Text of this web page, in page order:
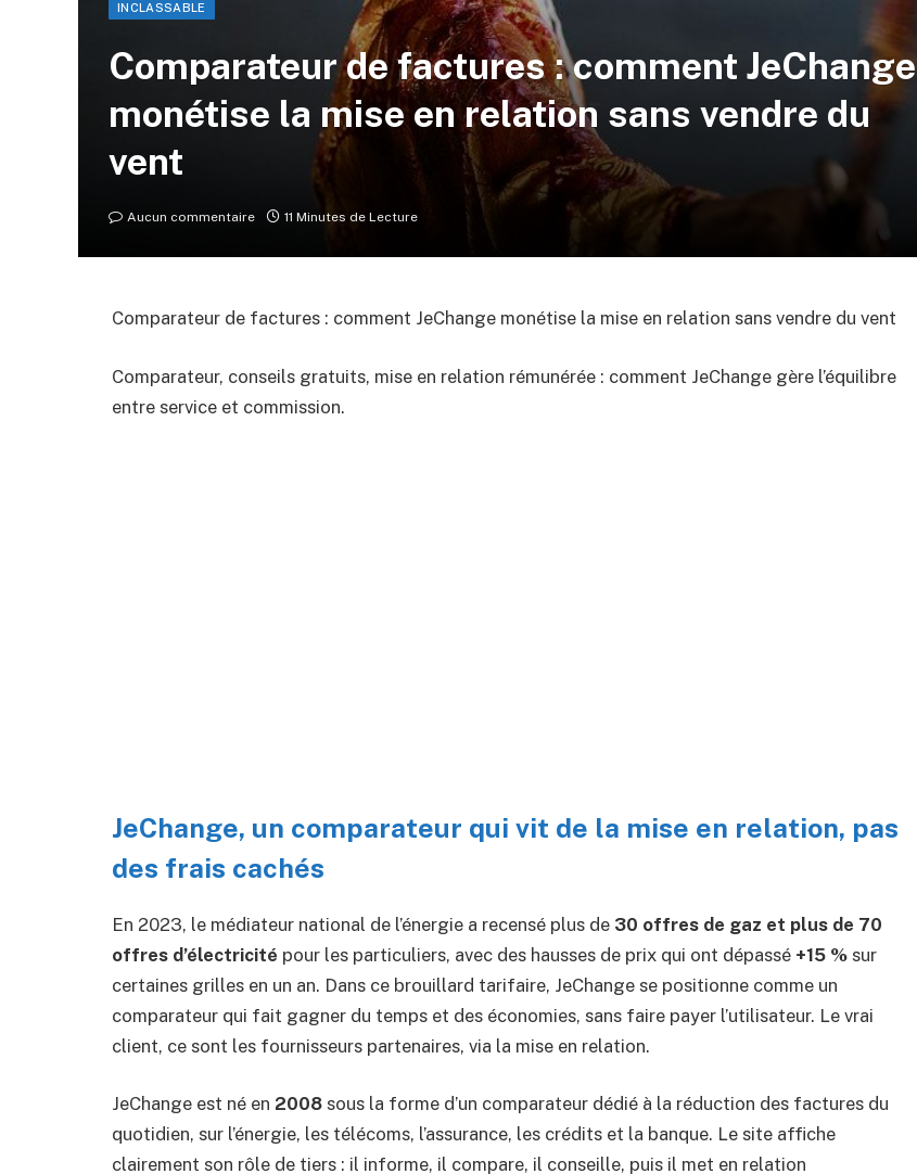
INCLASSABLE
Comparateur de factures : comment JeChange
monétise la mise en relation sans vendre du
vent
Aucun commentaire 11 Minutes de Lecture
Comparateur de factures : comment JeChange monétise la mise en relation sans vendre du vent
Comparateur, conseils gratuits, mise en relation rémunérée : comment JeChange gère l’équilibre
entre service et commission.
JeChange, un comparateur qui vit de la mise en relation, pas
des frais cachés
En 2023, le médiateur national de l’énergie a recensé plus de 30 offres de gaz et plus de 70
offres d’électricité pour les particuliers, avec des hausses de prix qui ont dépassé +15 % sur
certaines grilles en un an. Dans ce brouillard tarifaire, JeChange se positionne comme un
comparateur qui fait gagner du temps et des économies, sans faire payer l’utilisateur. Le vrai
client, ce sont les fournisseurs partenaires, via la mise en relation.
JeChange est né en 2008 sous la forme d’un comparateur dédié à la réduction des factures du
quotidien, sur l’énergie, les télécoms, l’assurance, les crédits et la banque. Le site affiche
clairement son rôle de tiers : il informe, il compare, il conseille, puis il met en relation